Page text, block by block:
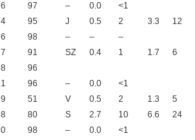
6 97 – 0.0
<1
4 95 J 0.5 2 3.3
12
6 98 – –
–
7 91 SZ 0.4 1 1.7
6
8
96
1 96 – 0.0
<1
9 51 V 0.5 2 1.3
5
8 80 S 2.7 10 6.6
24
0 98 – 0.0
<1